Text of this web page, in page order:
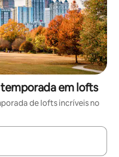
em lofts
de lofts incríveis no
disponíveis, explore-os